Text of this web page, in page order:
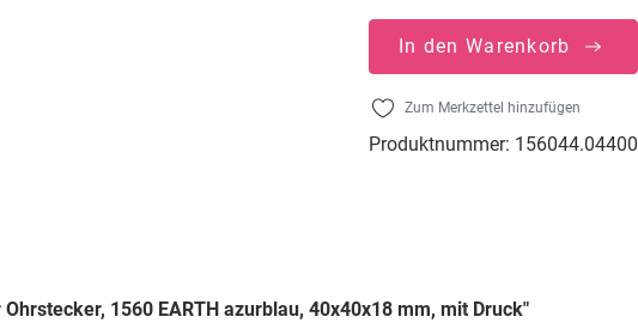
In den Warenkorb
Zum Merkzettel hinzufügen
Produktnummer:
1560 EARTH azurblau, 40x40x18 mm, mit Druck"